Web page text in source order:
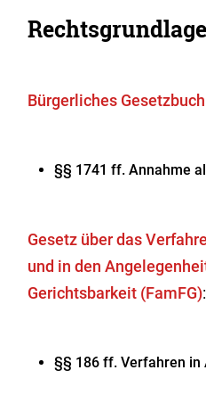
Rechtsgrundlage
Bürgerliches
§§ 1741 ff. Annahme
Gesetz über das
und in den
Gerichtsbarkeit (FamFG):
§§ 186 ff. Verfahren in